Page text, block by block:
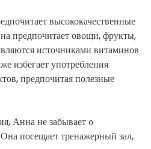
высококачественные
предпочитает овощи, фрукты,
источниками витаминов
избегает употребления
предпочитая полезные
Анна не забывает о
посещает тренажерный зал,